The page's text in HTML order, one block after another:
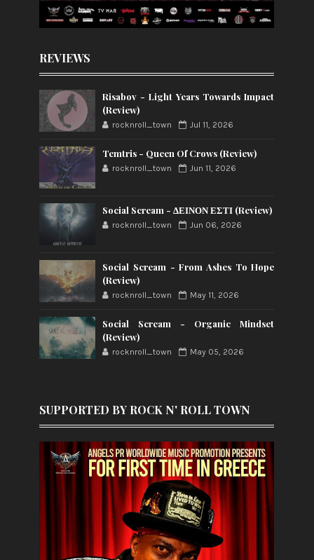
REVIEWS
Risabov - Light Years Towards Impact
(Review)
rocknroll_town Jul 11, 2026
Temtris - Queen Of Crows (Review)
rocknroll_town Jun 11, 2026
Social Scream - ΔΕΙΝΟΝ ΕΣΤΙ (Review)
rocknroll_town Jun 06, 2026
Social Scream - From Ashes To Hope
(Review)
rocknroll_town May 11, 2026
Social Scream - Organic Mindset
(Review)
rocknroll_town May 05, 2026
SUPPORTED BY ROCK N' ROLL TOWN